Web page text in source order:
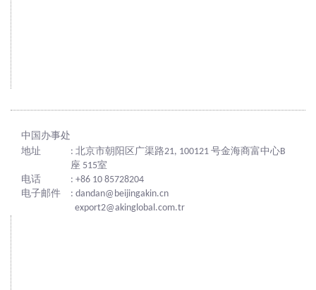
中国办事处
地址
: 北京市朝阳区广渠路21, 100121 号金海商富中心B
座 515室
电话
: +86 10 85728204
电子邮件
: dandan@beijingakin.cn
export2@akinglobal.com.tr